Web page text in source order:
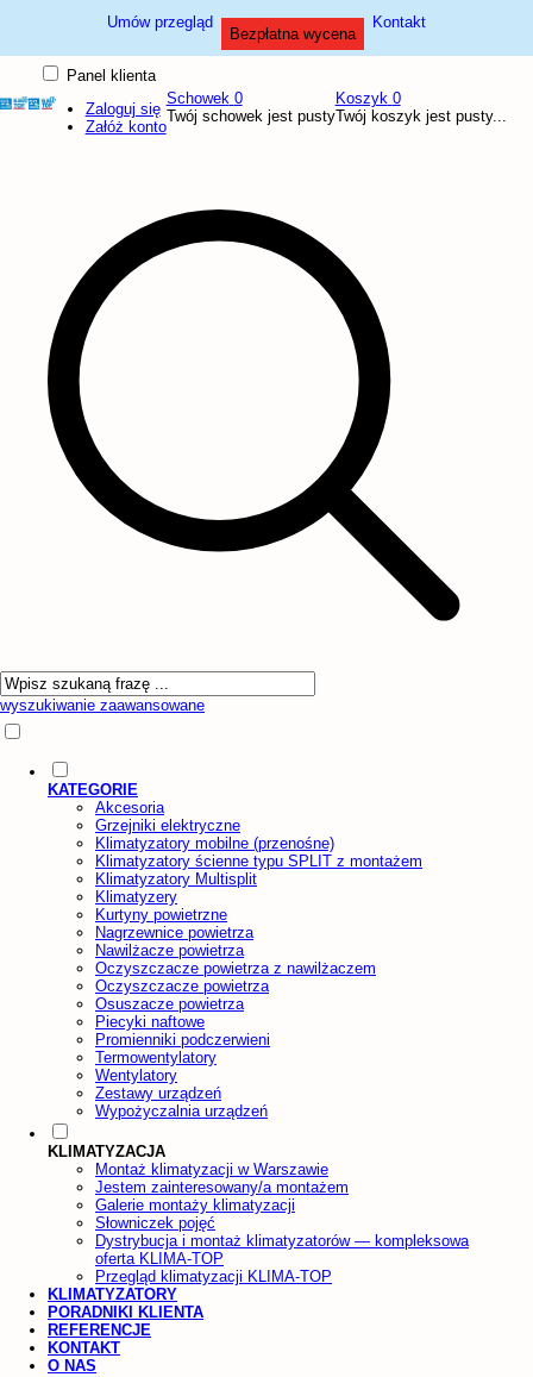
Umów przegląd
Bezpłatna wycena
Kontakt
Panel klienta
Zaloguj się
Załóż konto
Schowek 0
Twój schowek jest pusty
Koszyk 0
Twój koszyk jest pusty...
wyszukiwanie zaawansowane
KATEGORIE
Akcesoria
Grzejniki elektryczne
Klimatyzatory mobilne (przenośne)
Klimatyzatory ścienne typu SPLIT z montażem
Klimatyzatory Multisplit
Klimatyzery
Kurtyny powietrzne
Nagrzewnice powietrza
Nawilżacze powietrza
Oczyszczacze powietrza z nawilżaczem
Oczyszczacze powietrza
Osuszacze powietrza
Piecyki naftowe
Promienniki podczerwieni
Termowentylatory
Wentylatory
Zestawy urządzeń
Wypożyczalnia urządzeń
KLIMATYZACJA
Montaż klimatyzacji w Warszawie
Jestem zainteresowany/a montażem
Galerie montaży klimatyzacji
Słowniczek pojęć
Dystrybucja i montaż klimatyzatorów — kompleksowa
oferta KLIMA-TOP
Przegląd klimatyzacji KLIMA-TOP
KLIMATYZATORY
PORADNIKI KLIENTA
REFERENCJE
KONTAKT
O NAS